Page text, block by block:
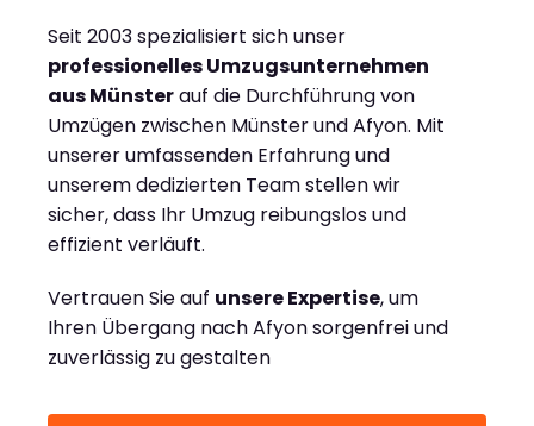
Seit 2003 spezialisiert sich unser
professionelles Umzugsunternehmen
aus Münsterauf die Durchführung von
Umzügen zwischen Münster und Afyon. Mit
unserer umfassenden Erfahrung und
unserem dedizierten Team stellen wir
sicher, dass Ihr Umzug reibungslos und
effizient verläuft.
Vertrauen Sie auf unsere Expertise, um
Ihren Übergang nach Afyon sorgenfrei und
zuverlässig zu gestalten